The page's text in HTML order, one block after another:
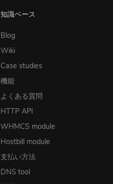
知識ベース
Blog
Wiki
Case studies
機能
よくある質問
HTTP API
WHMCS module
Hostbill module
支払い方法
DNS tool